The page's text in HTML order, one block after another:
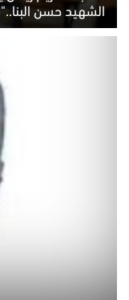
الشهيد حسن البنا.."5"
السبت 8 أغسطس 2026 10:46 ص